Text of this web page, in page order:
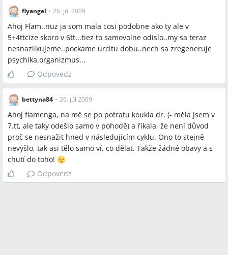
Q:Ako dlho väčšinou odporúčajú lekári čakať so snažením po
samovoľnom potratení?
A:V diskusii lekári odporúčali rôzne intervaly: niektorí povedali
počkať 1 cyklus alebo 2–3 cykly, ďalší navrhli 3 mesiace, niektorí
až 6 mesiacov a spomínal sa aj názor počkať 12 mesiacov.
Q:
kyretáž?
vykonaná kyretáž, možno začať aj v nasledujúcom cykle alebo
hneď podľa pocitu; iní lekári však stále odporúčali aspoň jeden
cyklus počkať.
Q:Kedy sa má kontrolovať HCG po potrate a aké hodnoty padali
v diskusii?
A:V diskusii ženy opisovali opakované merania HCG až do
nízkych hodnôt; jeden priebeh uvádzal HCG 1000, potom ~145
flyangel • 26. júl 2009
Ahoj Flam..nuz ja som mala cosi podobne ako ty ale v
5+4ttcize skoro v 6tt...tiez to samovolne odislo..my sa teraz
nesnazilkujeme..pockame urcitu dobu..nech sa zregeneruje
psychika,organizmus...
Odpovedz
bettyna84 • 26. júl 2009
Ahoj flamenga, na mě se po potratu koukla dr. (- měla jsem v
7.tt, ale taky odešlo samo v pohodě) a říkala, že není důvod
proč se nesnažit hned v následujícím cyklu. Ono to stejně
nevyšlo, tak asi tělo samo ví, co dělat. Takže žádné obavy a s
chutí do toho!
Odpovedz